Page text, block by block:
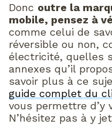
Donc outre la
mobile, pensez à
comme celui de
réversible ou non,
électricité, quelles
annexes qu’il
savoir plus à ce
guide complet du
vous permettre d’y
N’hésitez pas à y